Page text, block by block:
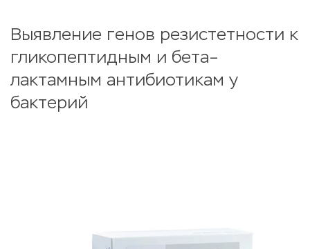
Выявление генов резистетности к
гликопептидным и бета–
лактамным антибиотикам у
бактерий